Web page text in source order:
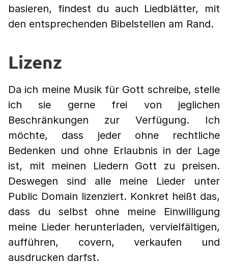
basieren, findest du auch Liedblätter, mit
den entsprechenden Bibelstellen am Rand.
Lizenz
Da ich meine Musik für Gott schreibe, stelle
ich sie gerne frei von jeglichen
Beschränkungen zur Verfügung. Ich
möchte, dass jeder ohne rechtliche
Bedenken und ohne Erlaubnis in der Lage
ist, mit meinen Liedern Gott zu preisen.
Deswegen sind alle meine Lieder unter
Public Domain lizenziert. Konkret heißt das,
dass du selbst ohne meine Einwilligung
meine Lieder herunterladen, vervielfältigen,
aufführen, covern, verkaufen und
ausdrucken darfst.